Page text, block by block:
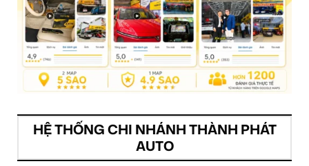
HỆ THỐNG CHI NHÁNH THÀNH PHÁT
AUTO